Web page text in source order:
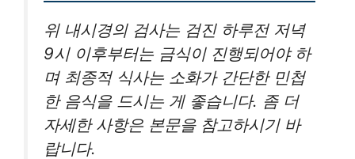
위 내시경의 검사는 검진 하루전 저녁
9시 이후부터는 금식이 진행되어야 하
며 최종적 식사는 소화가 간단한 민첩
한 음식을 드시는 게 좋습니다. 좀 더
자세한 사항은 본문을 참고하시기 바
랍니다.